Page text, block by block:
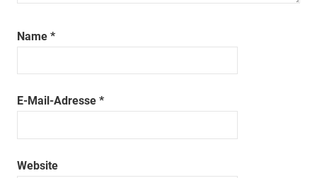
Name *
E-Mail-Adresse *
Website